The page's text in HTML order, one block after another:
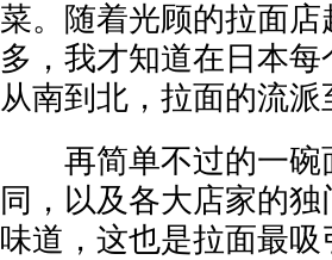
菜。随着光顾的拉面
多，我才知道在日本
从南到北，拉面的流
再简单不过的一碗
同，以及各大店家的
味道，这也是拉面最